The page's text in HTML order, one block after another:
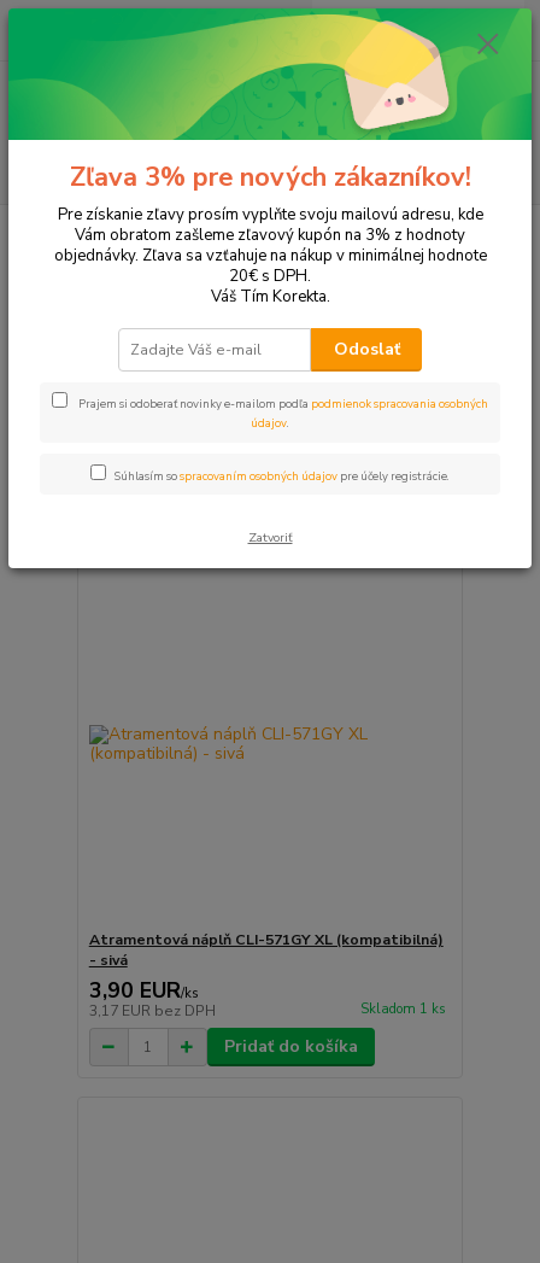
Hľadať
ks
za 0,00 EUR
Tonery a náplne do tlačiarní Canon Pixma MG-7750
Pixma MG-7750
Upresniť parametre
Najdrahšie
Zobrazujem 1-11 z 11
Atramentová náplň CLI-571GY XL (kompatibilná)
- sivá
3,90 EUR/ks
3,17 EUR bez DPH Skladom 1 ks
Pridať do košíka
Zľava 3% pre nových zákazníkov!
Pre získanie zľavy prosím vyplňte svoju mailovú adresu, kde
Vám obratom zašleme zľavový kupón na 3% z hodnoty
objednávky. Zľava sa vzťahuje na nákup v minimálnej hodnote
20€ s DPH.
Váš Tím Korekta.
Odoslať
Prajem si odoberať novinky e-mailom podľa podmienok spracovania osobných
údajov.
Súhlasím sospracovaním osobných údajov pre účely registrácie.
Zatvoriť